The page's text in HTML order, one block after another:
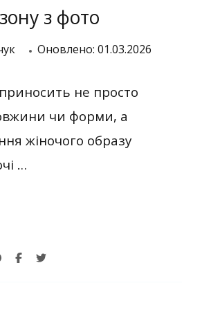
з фото
Оновлено: 01.03.2026
не просто
чи форми, а
жіночого образу
…